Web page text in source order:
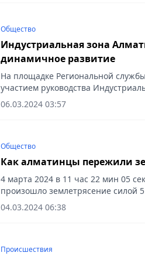
Общество
Индустриальная зона
динамичное развитие
На площадке Региональной
участием руководства
Директор Индустриальной зоны
отметил, что ИЗА...
06.03.2024 03:57
Общество
Как алматинцы пережили
4 марта 2024 в 11 час 22 мин 05
произошло землетрясение силой
расположен в 31 км на юг от
04.03.2024 06:38
Происшествия